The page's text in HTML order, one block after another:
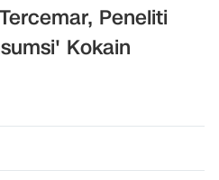
Peneliti
Kokain